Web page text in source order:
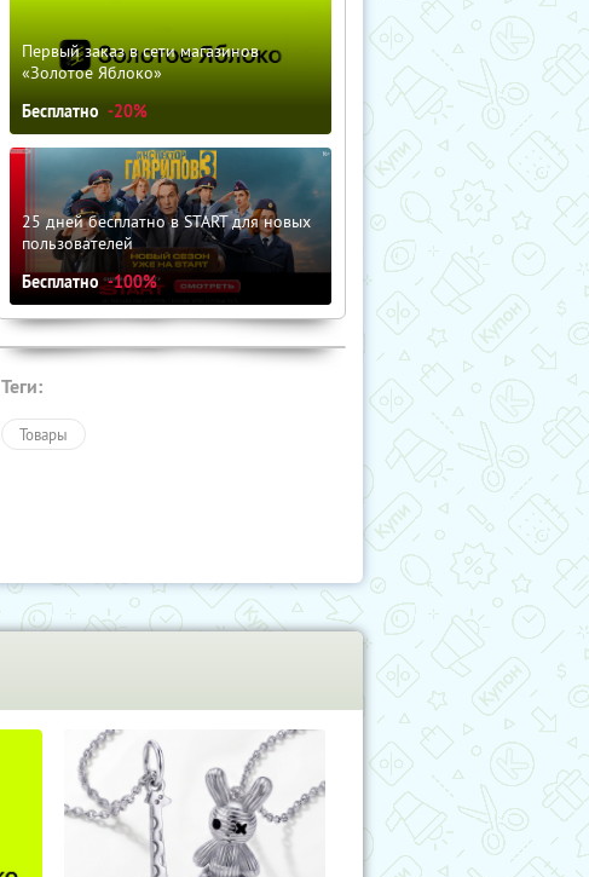
Первый заказ в сети магазинов
«Золотое Яблоко»
Бесплатно -20%
25 дней бесплатно в START для новых
пользователей
Бесплатно -100%
Теги:
Товары